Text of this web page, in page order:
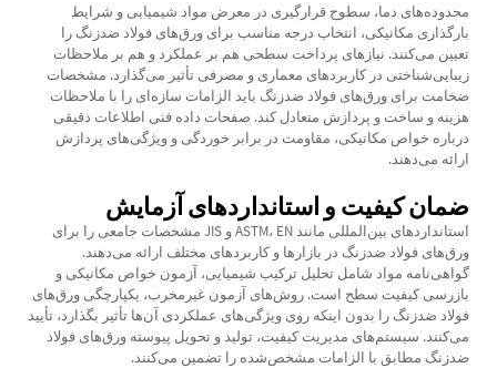
محدوده‌های دما، سطوح قرارگیری در معرض مواد شیمیایی و شرایط
بارگذاری مکانیکی، انتخاب درجه مناسب برای ورق‌های فولاد ضدزنگ را
تعیین می‌کنند. نیازهای پرداخت سطحی هم بر عملکرد و هم بر ملاحظات
زیبایی‌شناختی در کاربردهای معماری و مصرفی تأثیر می‌گذارد. مشخصات
ضخامت برای ورق‌های فولاد ضدزنگ باید الزامات سازه‌ای را با ملاحظات
هزینه و ساخت و پردازش متعادل کند. صفحات داده فنی اطلاعات دقیقی
درباره خواص مکانیکی، مقاومت در برابر خوردگی و ویژگی‌های پردازش
ارائه می‌دهند.
ضمان کیفیت و استانداردهای آزمایش
استانداردهای بین‌المللی مانند ASTM، EN و JIS مشخصات جامعی را برای
ورق‌های فولاد ضدزنگ در بازارها و کاربردهای مختلف ارائه می‌دهند.
گواهی‌نامه مواد شامل تحلیل ترکیب شیمیایی، آزمون خواص مکانیکی و
بازرسی کیفیت سطح است. روش‌های آزمون غیرمخرب، یکپارچگی ورق‌های
فولاد ضدزنگ را بدون اینکه روی ویژگی‌های عملکردی آن‌ها تأثیر بگذارد، تأیید
می‌کنند. سیستم‌های مدیریت کیفیت، تولید و تحویل پیوسته ورق‌های فولاد
ضدزنگ مطابق با الزامات مشخص‌شده را تضمین می‌کنند.